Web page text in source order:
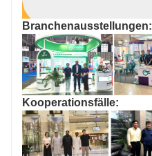
Branchenausstellungen:
Kooperationsfälle: